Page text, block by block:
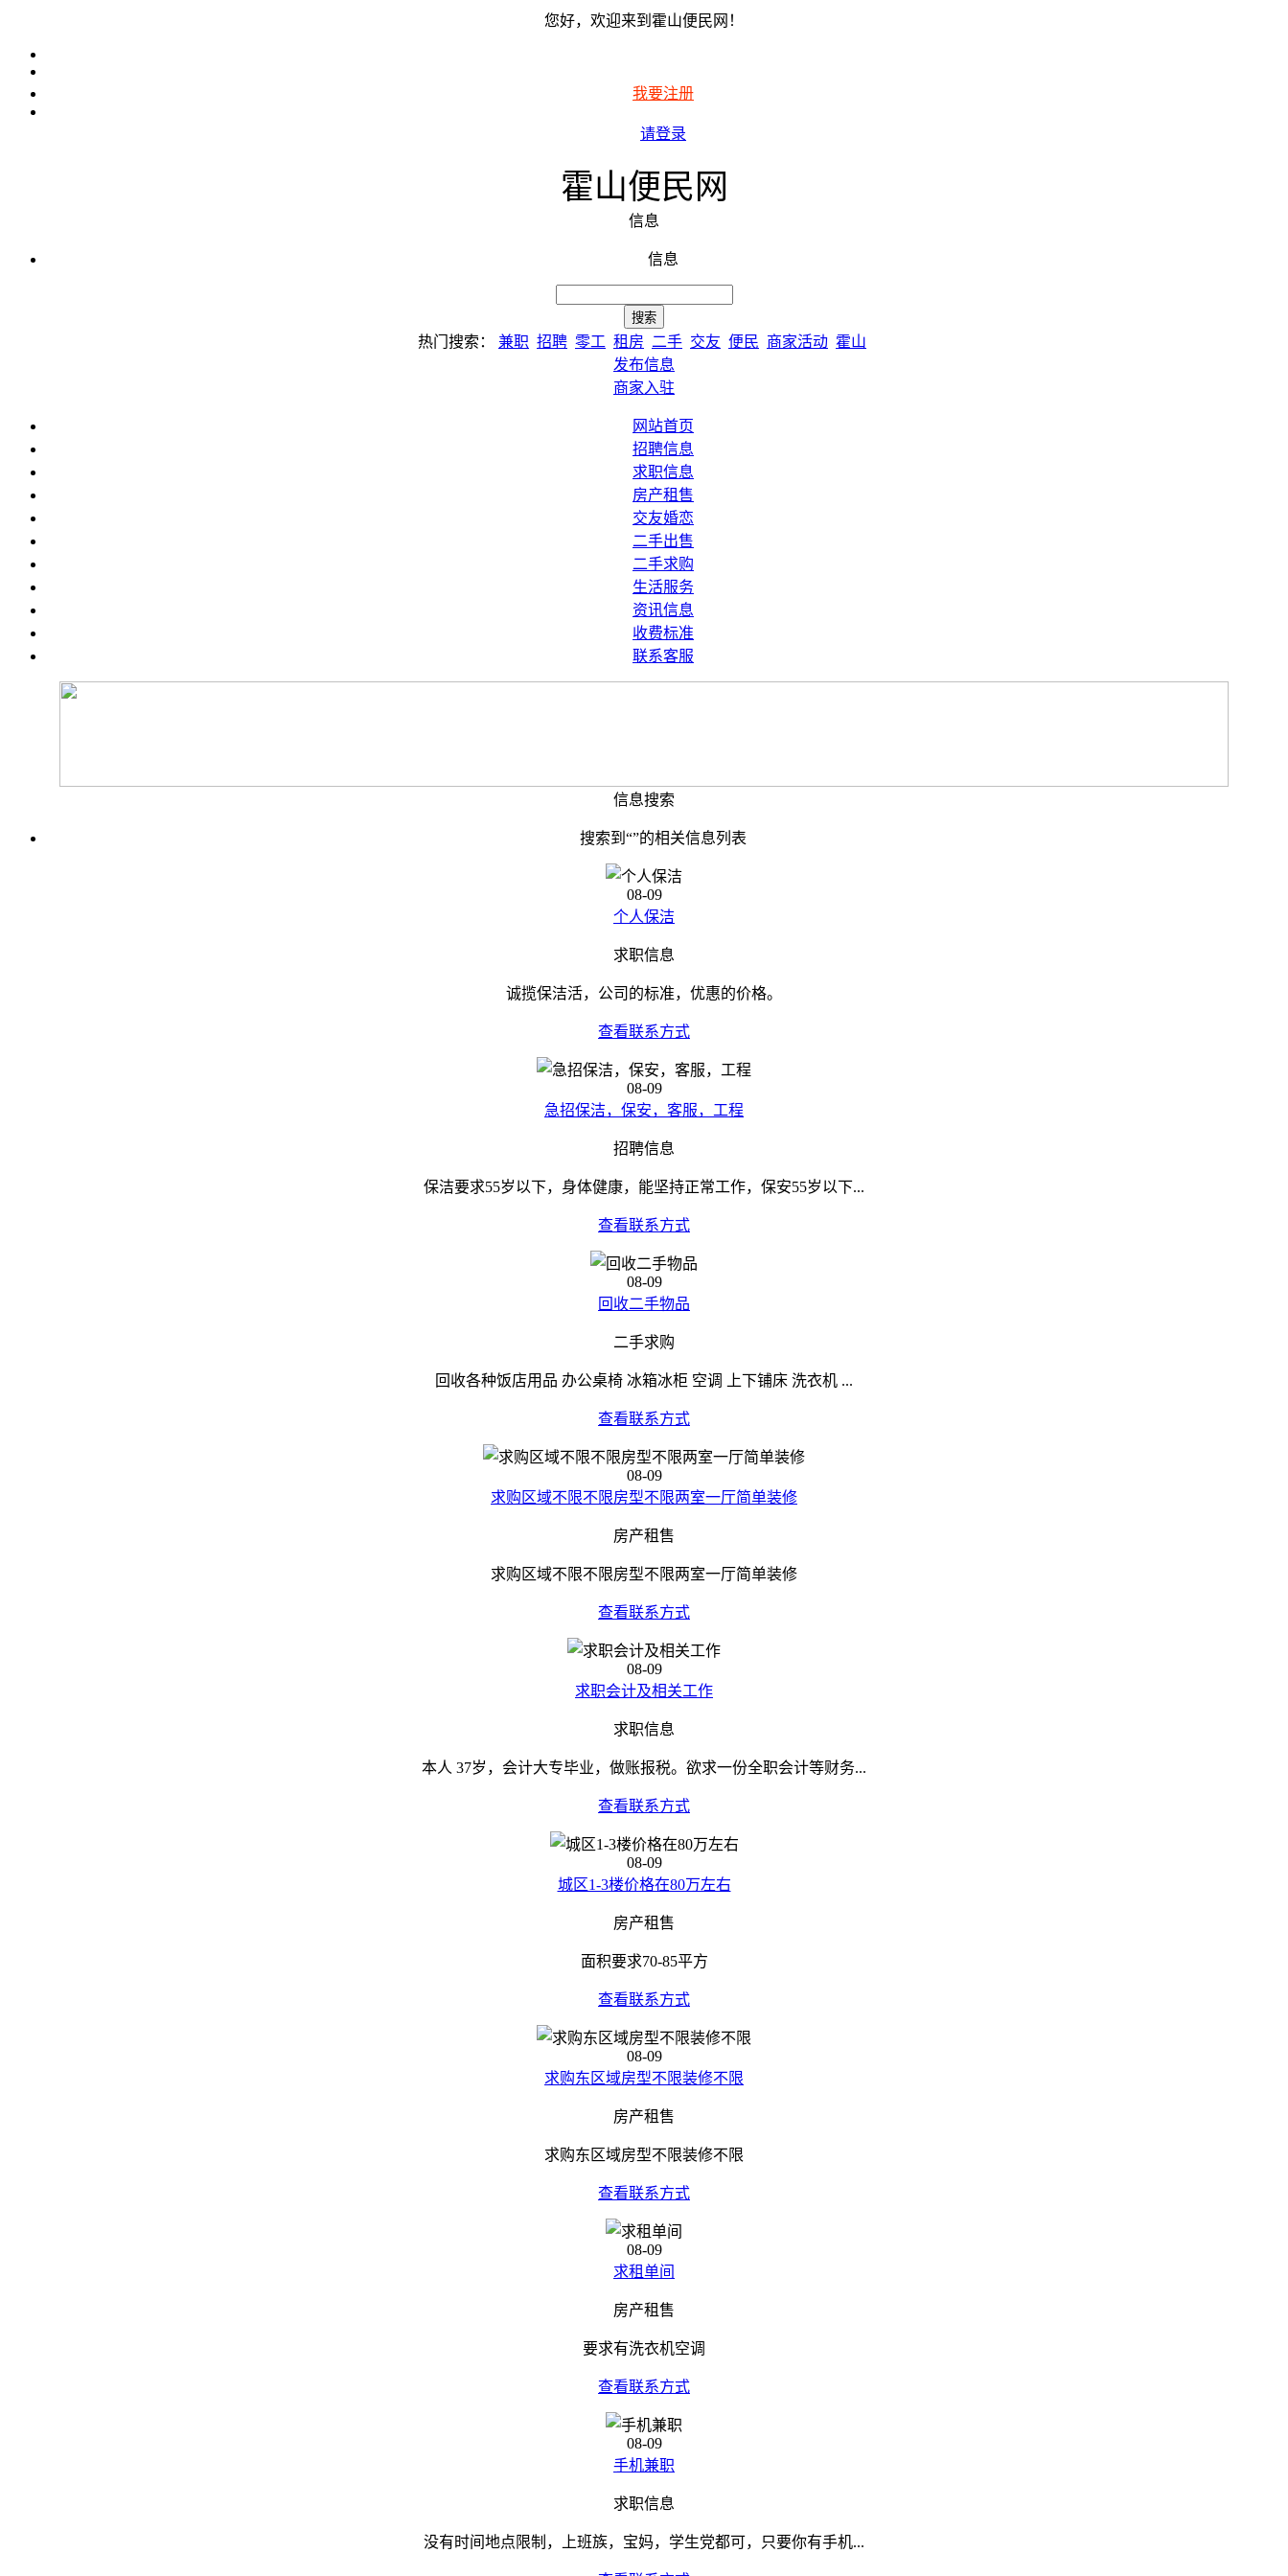
您好，欢迎来到霍山便民网！
我要注册
请登录
霍山便民网
信息
信息
热门搜索： 兼职 招聘 零工 租房 二手 交友 便民 商家活动 霍山
发布信息
商家入驻
网站首页
招聘信息
求职信息
房产租售
交友婚恋
二手出售
二手求购
生活服务
资讯信息
收费标准
联系客服
信息搜索
搜索到“”的相关信息列表
08-09
个人保洁
求职信息
诚揽保洁活，公司的标准，优惠的价格。
查看联系方式
08-09
急招保洁，保安，客服，工程
招聘信息
保洁要求55岁以下，身体健康，能坚持正常工作，保安55岁以下...
查看联系方式
08-09
回收二手物品
二手求购
回收各种饭店用品 办公桌椅 冰箱冰柜 空调 上下铺床 洗衣机 ...
查看联系方式
08-09
求购区域不限不限房型不限两室一厅简单装修
房产租售
求购区域不限不限房型不限两室一厅简单装修
查看联系方式
08-09
求职会计及相关工作
求职信息
本人 37岁，会计大专毕业，做账报税。欲求一份全职会计等财务...
查看联系方式
08-09
城区1-3楼价格在80万左右
房产租售
面积要求70-85平方
查看联系方式
08-09
求购东区域房型不限装修不限
房产租售
求购东区域房型不限装修不限
查看联系方式
08-09
求租单间
房产租售
要求有洗衣机空调
查看联系方式
08-09
手机兼职
求职信息
没有时间地点限制，上班族，宝妈，学生党都可，只要你有手机...